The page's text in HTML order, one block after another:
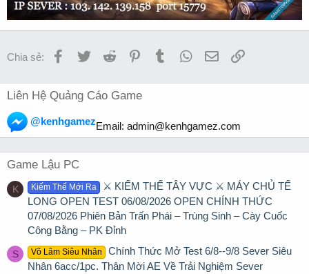
Chia sẻ: Facebook
TwitterReddit PinterestTumblrWhatsApp
EmailLink
Liên Hệ Quảng Cáo Game
@kenhgamezEmail: admin@kenhgamez.com
Game Lậu PC
K Kiếm Thế Mới Ra
⚔️ KIẾM THẾ TÂY VỰC ⚔️ MÁY CHỦ TẾ
LONG OPEN TEST 06/08/2026 OPEN CHÍNH THỨC
07/08/2026 Phiên Bản Trấn Phái – Trùng Sinh – Cày Cuốc
Công Bằng – PK Đỉnh
S Võ Lâm Siêu Nhân
Chính Thức Mở Test 6/8--9/8 Sever Siêu
Nhân 6acc/1pc. Thân Mời AE Về Trải Nghiệm Sever